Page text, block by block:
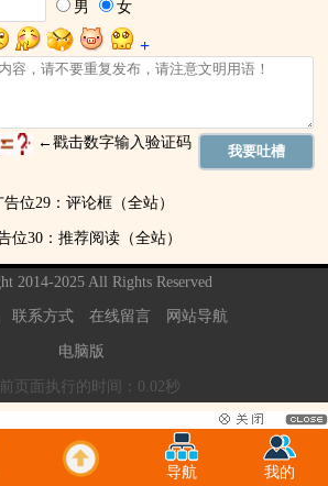
告位29：评论框（全站）
位30：推荐阅读（全站）
2014-2025 All Rights Reserved
联系方式 在线留言 网站导航
电脑版
页面执行的时间：0.02秒
导航 我的